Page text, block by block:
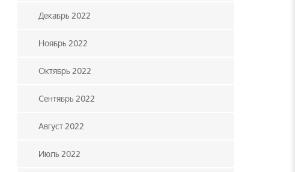
Декабрь 2022
Ноябрь 2022
Октябрь 2022
Сентябрь 2022
Август 2022
Июль 2022